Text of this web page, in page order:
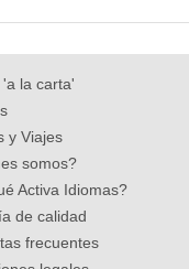
la carta'
y Viajes
somos?
Activa Idiomas?
de calidad
frecuentes